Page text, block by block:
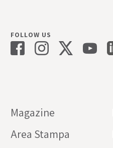
FOLLOW US
Magazine
Area Stampa